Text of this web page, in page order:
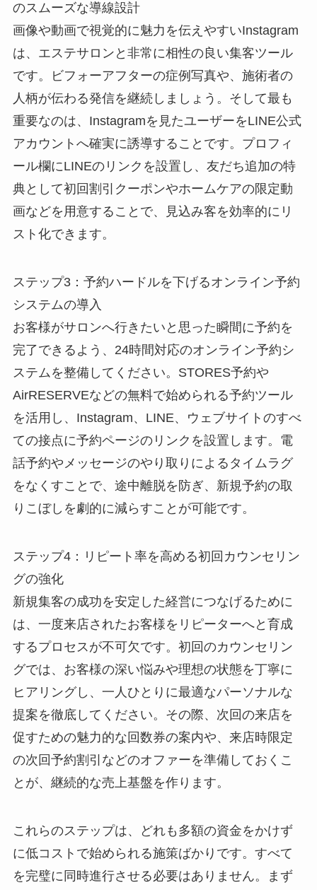
のスムーズな導線設計
画像や動画で視覚的に魅力を伝えやすいInstagram
は、エステサロンと非常に相性の良い集客ツール
です。ビフォーアフターの症例写真や、施術者の
人柄が伝わる発信を継続しましょう。そして最も
重要なのは、Instagramを見たユーザーをLINE公式
アカウントへ確実に誘導することです。プロフィ
ール欄にLINEのリンクを設置し、友だち追加の特
典として初回割引クーポンやホームケアの限定動
画などを用意することで、見込み客を効率的にリ
スト化できます。
ステップ3：予約ハードルを下げるオンライン予約
システムの導入
お客様がサロンへ行きたいと思った瞬間に予約を
完了できるよう、24時間対応のオンライン予約シ
ステムを整備してください。STORES予約や
AirRESERVEなどの無料で始められる予約ツール
を活用し、Instagram、LINE、ウェブサイトのすべ
ての接点に予約ページのリンクを設置します。電
話予約やメッセージのやり取りによるタイムラグ
をなくすことで、途中離脱を防ぎ、新規予約の取
りこぼしを劇的に減らすことが可能です。
ステップ4：リピート率を高める初回カウンセリン
グの強化
新規集客の成功を安定した経営につなげるために
は、一度来店されたお客様をリピーターへと育成
するプロセスが不可欠です。初回のカウンセリン
グでは、お客様の深い悩みや理想の状態を丁寧に
ヒアリングし、一人ひとりに最適なパーソナルな
提案を徹底してください。その際、次回の来店を
促すための魅力的な回数券の案内や、来店時限定
の次回予約割引などのオファーを準備しておくこ
とが、継続的な売上基盤を作ります。
これらのステップは、どれも多額の資金をかけず
に低コストで始められる施策ばかりです。すべて
を完璧に同時進行させる必要はありません。まず